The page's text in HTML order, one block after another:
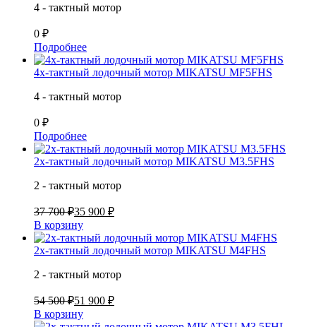
4 - тактный мотор
0 ₽
Подробнее
4х-тактный лодочный мотор MIKATSU MF5FHS
4 - тактный мотор
0 ₽
Подробнее
2х-тактный лодочный мотор MIKATSU M3.5FHS
2 - тактный мотор
37 700 ₽35 900 ₽
В корзину
2х-тактный лодочный мотор MIKATSU M4FHS
2 - тактный мотор
54 500 ₽51 900 ₽
В корзину